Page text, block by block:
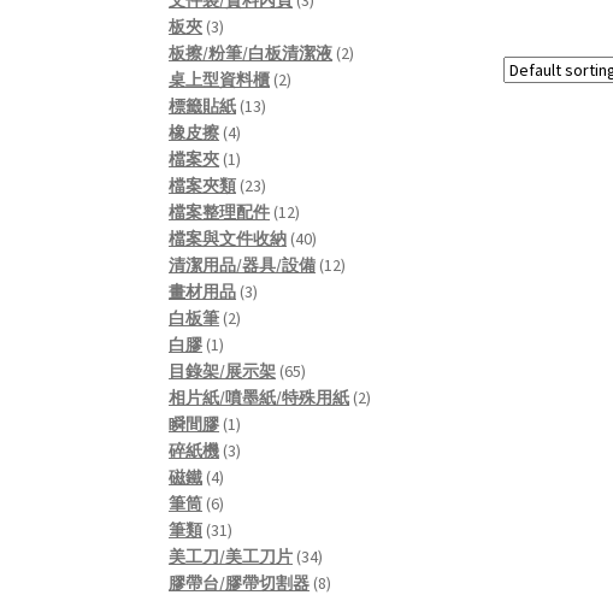
板夾 33
products
板擦/粉筆/白板清潔液 22
桌上型資料櫃 22
標籤貼紙 1313
橡皮擦 44
products
檔案夾 11
product
檔案夾類 2323
products
檔案整理配件 1212
products
檔案與文件收納 4040
products
清潔用品/器具/設備 1212
畫材用品 33
白板筆 22
白膠 11
product
目錄架/展示架 6565
products
相片紙/噴墨紙/特殊用紙 22
瞬間膠 11
product
碎紙機 33
磁鐵 44
products
筆筒 66
products
筆類 3131
products
美工刀/美工刀片 3434
products
膠帶台/膠帶切割器 88